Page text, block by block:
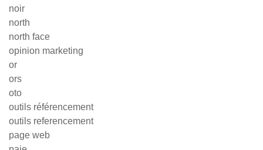
noir
north
north face
opinion marketing
or
ors
oto
outils référencement
outils referencement
page web